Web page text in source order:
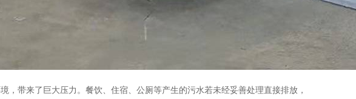
带来了巨大压力。餐饮、住宿、公厕等产生的污水若未经妥善处理直接排放，